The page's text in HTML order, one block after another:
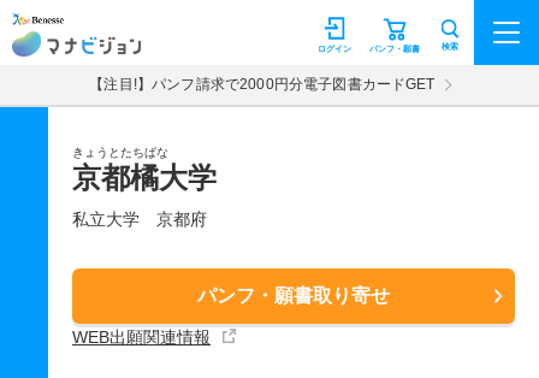
マナビジョン パンフ・願書
ログイン 検索
【注目!】パンフ請求で2000円分電子図書カードGET
きょうとたちばな
京都橘大学
私立大学 京都府
パンフ・願書取り寄せ
WEB出願関連情報